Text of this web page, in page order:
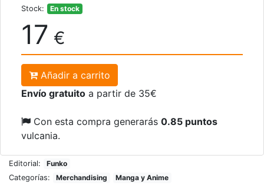
Stock: En stock
17 €
Añadir a carrito
Envío gratuito a partir de 35€
Con esta compra generarás 0.85 puntos
vulcania.
Editorial:
Funko
Categorías:
Merchandising Manga y Anime